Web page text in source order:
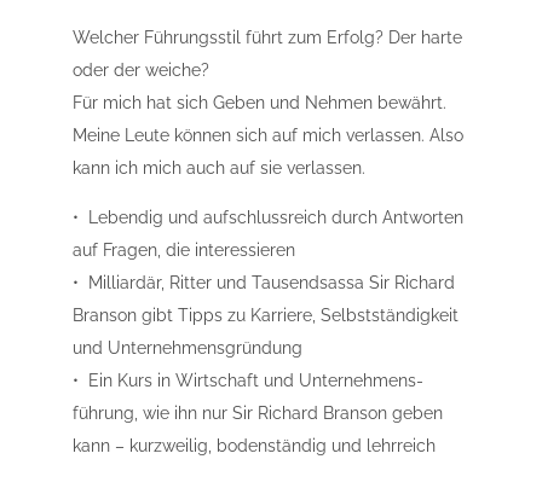
Welcher Führungsstil führt zum Erfolg? Der harte
oder der weiche?
Für mich hat sich Geben und Nehmen bewährt.
Meine Leute können sich auf mich verlassen. Also
kann ich mich auch auf sie verlassen.
• Lebendig und aufschlussreich durch Antworten
auf Fragen, die interessieren
• Milliardär, Ritter und ­Tausendsassa Sir Richard
Branson gibt Tipps zu ­Karriere, Selbstständigkeit
und Unternehmensgründung
• Ein Kurs in Wirtschaft und Unternehmens­
führung, wie ihn nur Sir Richard Branson geben
kann – kurzweilig, bodenständig und lehrreich